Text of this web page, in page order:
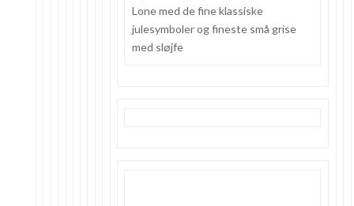
Lone med de fine klassiske
julesymboler og fineste små grise
med sløjfe